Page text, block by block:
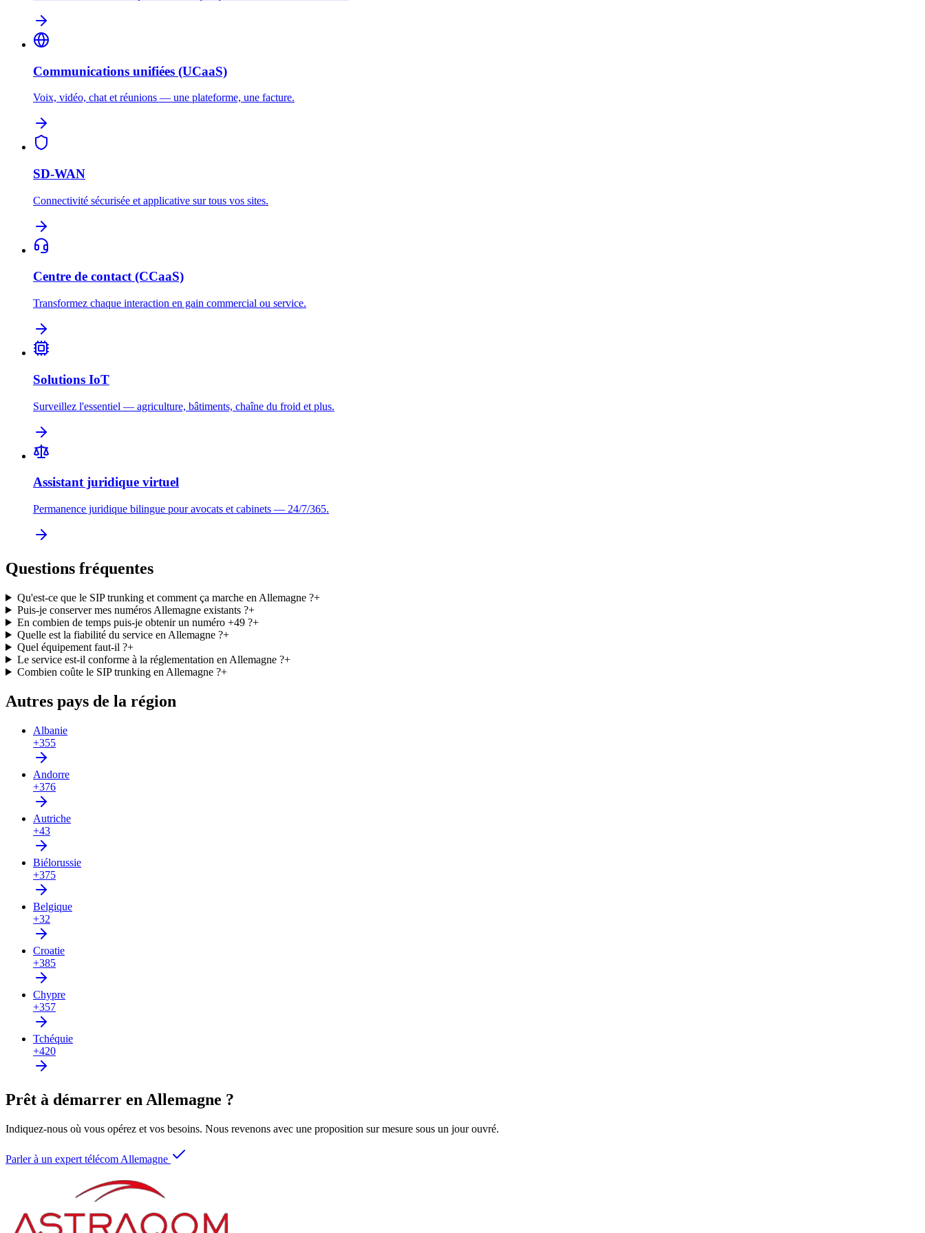
Communications unifiées (UCaaS)
Voix, vidéo, chat et réunions — une plateforme, une facture.
SD-WAN
Connectivité sécurisée et applicative sur tous vos sites.
Centre de contact (CCaaS)
Transformez chaque interaction en gain commercial ou service.
Solutions IoT
Surveillez l'essentiel — agriculture, bâtiments, chaîne du froid et plus.
Assistant juridique virtuel
Permanence juridique bilingue pour avocats et cabinets — 24/7/365.
Questions fréquentes
Qu'est-ce que le SIP trunking et comment ça marche en Allemagne ?+
Puis-je conserver mes numéros Allemagne existants ?+
En combien de temps puis-je obtenir un numéro +49 ?+
Quelle est la fiabilité du service en Allemagne ?+
Quel équipement faut-il ?+
Le service est-il conforme à la réglementation en Allemagne ?+
Combien coûte le SIP trunking en Allemagne ?+
Autres pays de la région
Albanie
+355
Andorre
+376
Autriche
+43
Biélorussie
+375
Belgique
+32
Croatie
+385
Chypre
+357
Tchéquie
+420
Prêt à démarrer en Allemagne ?
Indiquez-nous où vous opérez et vos besoins. Nous revenons avec une proposition sur mesure sous un jour ouvré.
Parler à un expert télécom Allemagne